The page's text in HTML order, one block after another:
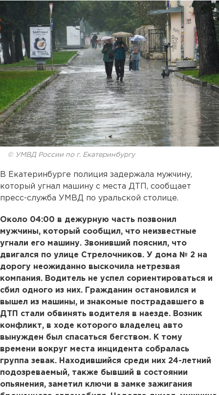
© УМВД России по г. Екатеринбургу
В Екатеринбурге полиция задержала мужчину,
который угнал машину с места ДТП, сообщает
пресс-служба УМВД по уральской столице.
Около 04:00 в дежурную часть позвонил
мужчины, который сообщил, что неизвестные
угнали его машину. Звонивший пояснил, что
двигался по улице Стрелочников. У дома № 2 на
дорогу неожиданно выскочила нетрезвая
компания. Водитель не успел сориентироваться и
сбил одного из них. Гражданин остановился и
вышел из машины, и знакомые пострадавшего в
ДТП стали обвинять водителя в наезде. Возник
конфликт, в ходе которого владелец авто
вынужден был спасаться бегством. К тому
времени вокруг места инцидента собралась
группа зевак. Находившийся среди них 24-летний
подозреваемый, также бывший в состоянии
опьянения, заметил ключи в замке зажигания